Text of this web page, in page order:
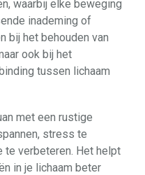
waarbij elke beweging
inademing of
bij het behouden van
ook bij het
tussen lichaam
met een rustige
stress te
te verbeteren. Het helpt
in je lichaam beter